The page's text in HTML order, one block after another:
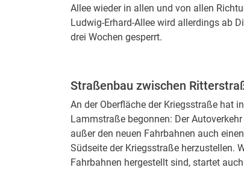
Allee wieder in allen und von allen
Ludwig-Erhard-Allee wird allerdings ab
drei Wochen gesperrt.
Straßenbau zwischen
An der Oberfläche der Kriegsstraße hat
Lammstraße begonnen: Der
außer den neuen Fahrbahnen auch
Südseite der Kriegsstraße herzustellen.
Fahrbahnen hergestellt sind, startet